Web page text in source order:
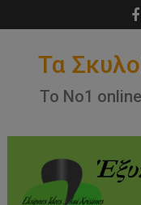
to
Τα
Το Νο1